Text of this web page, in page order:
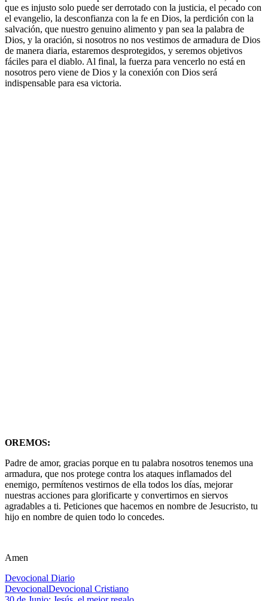
que es injusto solo puede ser derrotado con la justicia, el pecado con
el evangelio, la desconfianza con la fe en Dios, la perdición con la
salvación, que nuestro genuino alimento y pan sea la palabra de
Dios, y la oración, si nosotros no nos vestimos de armadura de Dios
de manera diaria, estaremos desprotegidos, y seremos objetivos
fáciles para el diablo. Al final, la fuerza para vencerlo no está en
nosotros pero viene de Dios y la conexión con Dios será
indispensable para esa victoria.
OREMOS:
Padre de amor, gracias porque en tu palabra nosotros tenemos una
armadura, que nos protege contra los ataques inflamados del
enemigo, permítenos vestirnos de ella todos los días, mejorar
nuestras acciones para glorificarte y convertirnos en siervos
agradables a ti. Peticiones que hacemos en nombre de Jesucristo, tu
hijo en nombre de quien todo lo concedes.
Amen
Devocional Diario
DevocionalDevocional Cristiano